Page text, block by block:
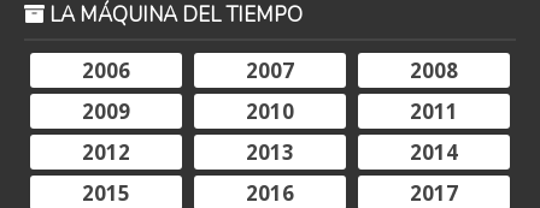
LA MÁQUINA DEL TIEMPO
2006
2007
2008
2009
2010
2011
2012
2013
2014
2015
2016
2017